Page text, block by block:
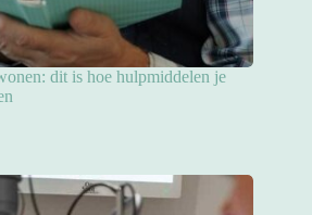
dit is hoe hulpmiddelen je